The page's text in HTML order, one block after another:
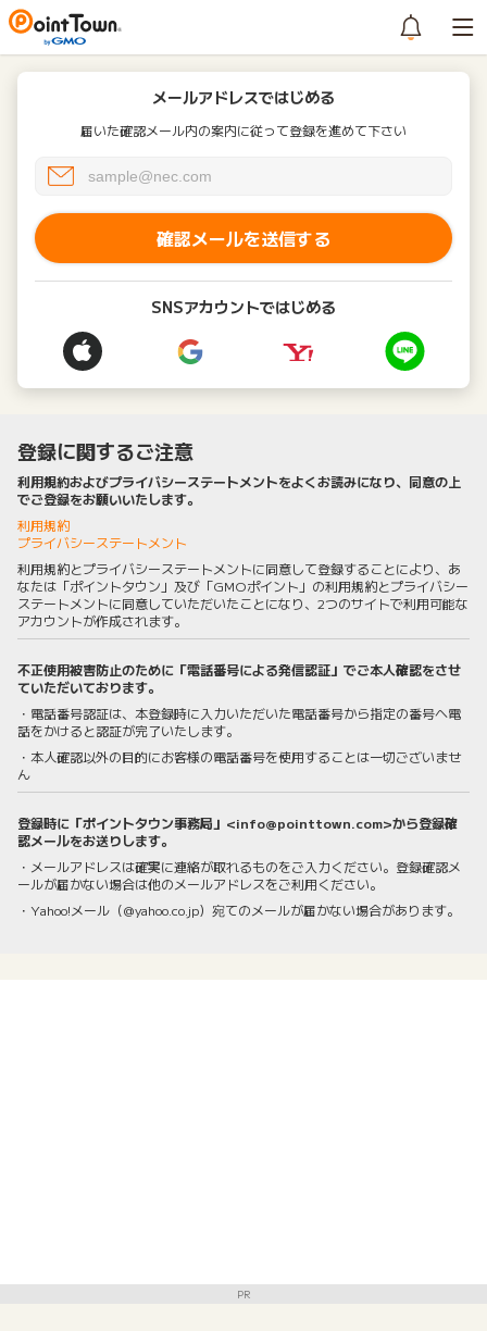
メールアドレスではじめる
届いた確認メール内の案内に従って登録を進めて下さい
確認メールを送信する
SNSアカウントではじめる
登録に関するご注意
利用規約およびプライバシーステートメントをよくお読みになり、同意の上
でご登録をお願いいたします。
利用規約
プライバシーステートメント
利用規約とプライバシーステートメントに同意して登録することにより、あ
なたは「ポイントタウン」及び「GMOポイント」の利用規約とプライバシー
ステートメントに同意していただいたことになり、2つのサイトで利用可能な
アカウントが作成されます。
不正使用被害防止のために「電話番号による発信認証」でご本人確認をさせ
ていただいております。
・電話番号認証は、本登録時に入力いただいた電話番号から指定の番号へ電
話をかけると認証が完了いたします。
・本人確認以外の目的にお客様の電話番号を使用することは一切ございませ
ん
登録時に「ポイントタウン事務局」<info@pointtown.com>から登録確
認メールをお送りします。
・メールアドレスは確実に連絡が取れるものをご入力ください。登録確認メ
ールが届かない場合は他のメールアドレスをご利用ください。
・Yahoo!メール（@yahoo.co.jp）宛てのメールが届かない場合があります。
PR